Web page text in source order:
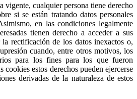
vigente, cualquier persona tiene derecho
si se están tratando datos personales
en las condiciones legalmente
tienen derecho a acceder a sus
rectificación de los datos inexactos o,
cuando, entre otros motivos, los
para los fines para los que fueron
cookies estos derechos pueden ejercerse
derivadas de la naturaleza de estos